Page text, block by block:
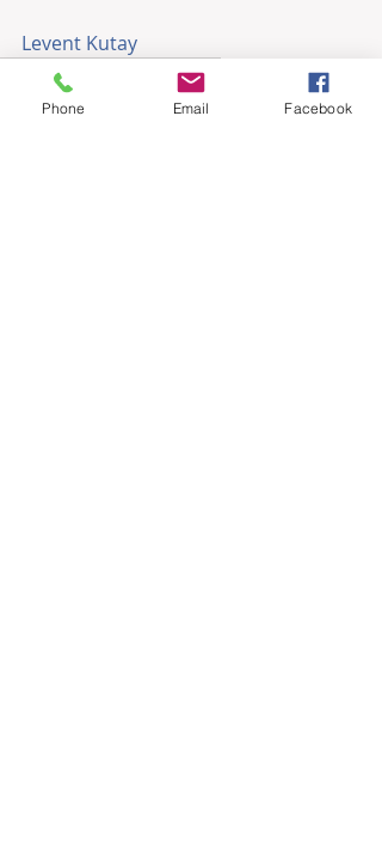
Levent Kutay
#TinyHouseTasarımİpuçları
#TinyHouseFaydaları
#TinyHouseRöportajları
#SakinVeBasitYaşam
#KendinYapProjeleri
Phone Email Facebook